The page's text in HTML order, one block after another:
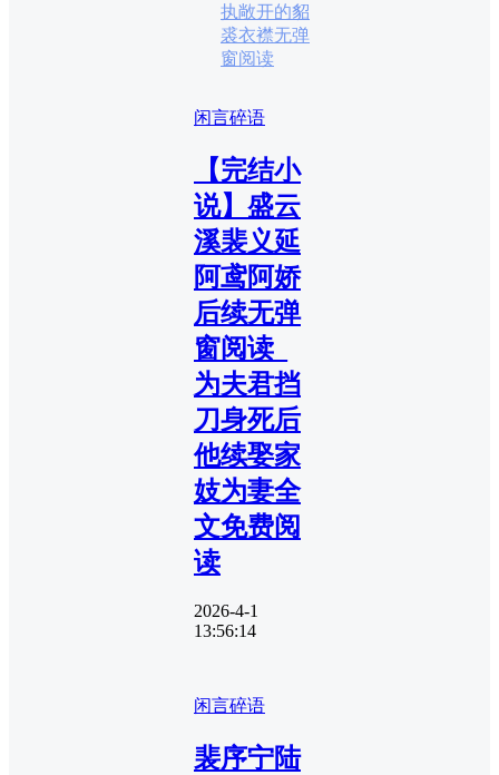
执敞开的貂
裘衣襟无弹
窗阅读
闲言碎语
【完结小
说】盛云
溪裴义延
阿鸢阿娇
后续无弹
窗阅读_
为夫君挡
刀身死后
他续娶家
妓为妻全
文免费阅
读
2026-4-1
13:56:14
闲言碎语
裴序宁陆